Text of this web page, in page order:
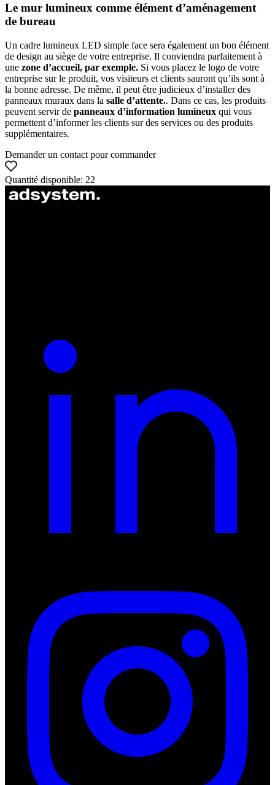
Le mur lumineux comme élément d’aménagement
de bureau
Un cadre lumineux LED simple face sera également un bon élément
de design au siège de votre entreprise. Il conviendra parfaitement à
une zone d’accueil, par exemple. Si vous placez le logo de votre
entreprise sur le produit, vos visiteurs et clients sauront qu’ils sont à
la bonne adresse. De même, il peut être judicieux d’installer des
panneaux muraux dans la salle d’attente.. Dans ce cas, les produits
peuvent servir de panneaux d’information lumineux qui vous
permettent d’informer les clients sur des services ou des produits
supplémentaires.
Demander un contact pour commander
Quantité disponible: 22